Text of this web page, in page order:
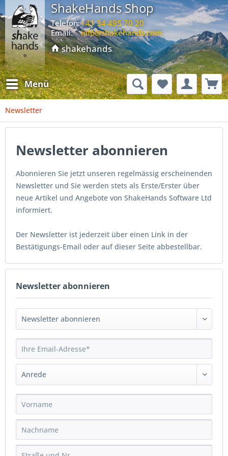
ShakeHands Shop
Telefon:+41 34 495 70 20
Email:
info@shakehands.com
shakehands
Menü
Newsletter
Newsletter abonnieren
Abonnieren Sie jetzt unseren regelmässig erscheinenden
Newsletter und Sie werden stets als Erste/Erster über
neue Artikel und Angebote von ShakeHands Software Ltd
informiert.
Der Newsletter ist jederzeit über einen Link in der
Bestätigungs-Email oder auf dieser Seite abbestellbar.
Newsletter abonnieren